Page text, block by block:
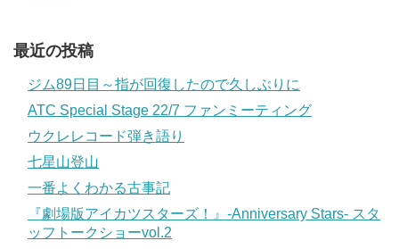
最近の投稿
ジム89日目～指が回復したので久しぶりに
ATC Special Stage 22/7 ファンミーティング
ウクレレコード弾き語り
七星山登山
一番よくわかる古事記
『劇場版アイカツスターズ！』-Anniversary Stars- スタ
ッフトークショーvol.2